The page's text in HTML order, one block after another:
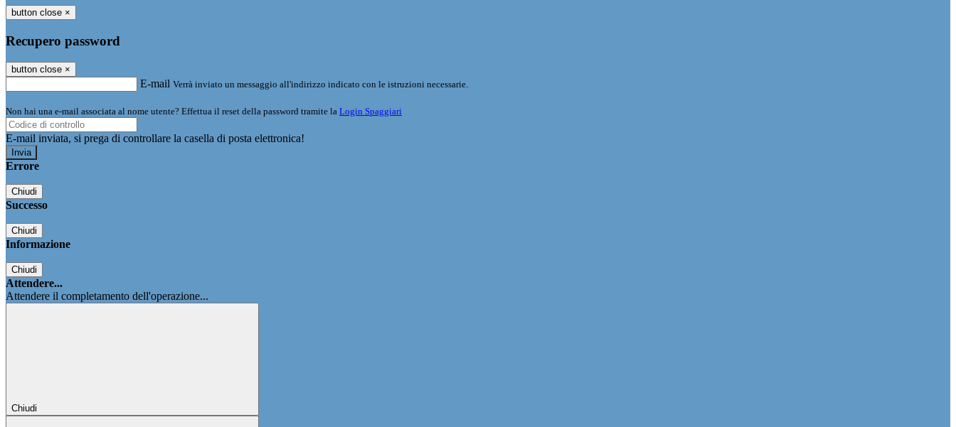
button close ×
Recupero password
button close ×
E-mail Verrà inviato un messaggio all'indirizzo indicato con le istruzioni necessarie.
Non hai una e-mail associata al nome utente? Effettua il reset della password tramite la Login Spaggiari
E-mail inviata, si prega di controllare la casella di posta elettronica!
Errore
Chiudi
Successo
Chiudi
Informazione
Chiudi
Attendere...
Attendere il completamento dell'operazione...
Chiudi